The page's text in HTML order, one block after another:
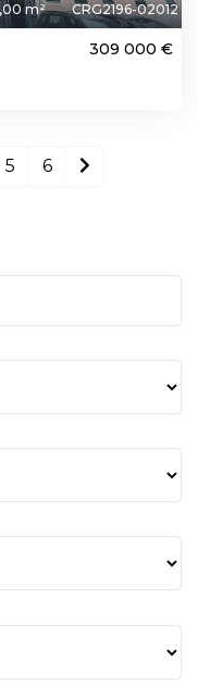
m² CRG2196-02012
309 000 €
5 6